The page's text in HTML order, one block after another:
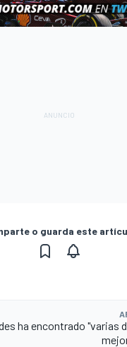
o guarda este
ha encontrado "varias